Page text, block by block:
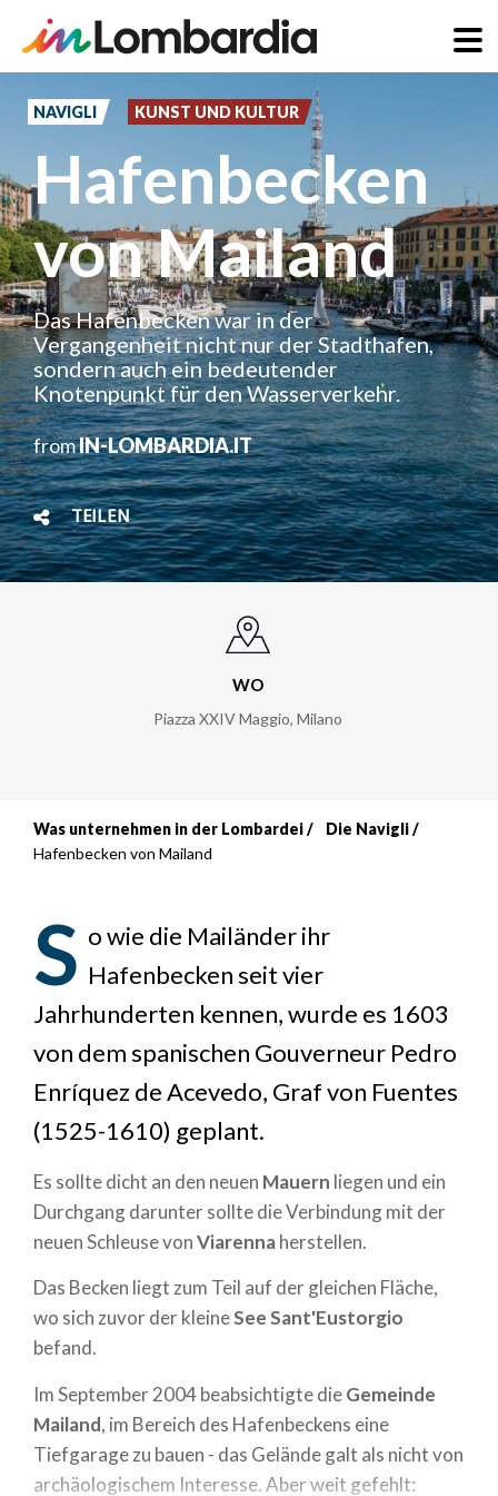
zumNAVIGLI KUNST UND KULTUR
Hafenbecken
von Mailand
Das Hafenbecken war in der
Vergangenheit nicht nur der Stadthafen,
sondern auch ein bedeutender
Knotenpunkt für den Wasserverkehr.
fromIN-LOMBARDIA.IT
TEILEN
WO
Piazza XXIV Maggio, Milano
Breadcrumb
Was unternehmen in der Lombardei
Die Navigli
Hafenbecken von Mailand
S o wie die Mailänder ihr
Hafenbecken seit vier
Jahrhunderten kennen, wurde es 1603
von dem spanischen Gouverneur Pedro
Enríquez de Acevedo, Graf von Fuentes
(1525-1610) geplant.
Es sollte dicht an den neuen Mauern liegen und ein
Durchgang darunter sollte die Verbindung mit der
neuen Schleuse vonViarennaherstellen.
Das Becken liegt zum Teil auf der gleichen Fläche,
wo sich zuvor der kleineSee Sant'Eustorgio
befand.
Im September 2004 beabsichtigte dieGemeinde
Mailand, im Bereich des Hafenbeckens eine
Tiefgarage zu bauen - das Gelände galt als nicht von
archäologischem Interesse. Aber weit gefehlt: